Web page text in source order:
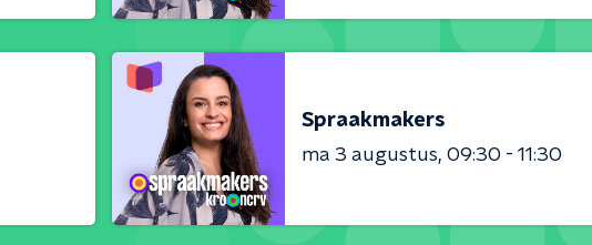
Spraakmakers
ma 3 augustus 09:30 - 11:30